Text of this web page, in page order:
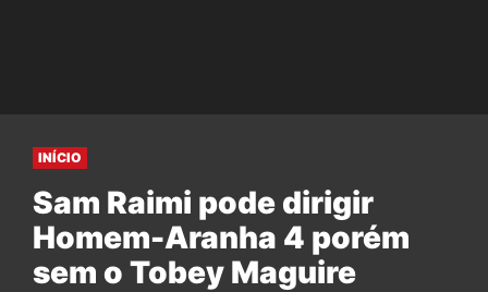
INÍCIO
Sam Raimi pode dirigir
Homem-Aranha 4 porém
sem o Tobey Maguire